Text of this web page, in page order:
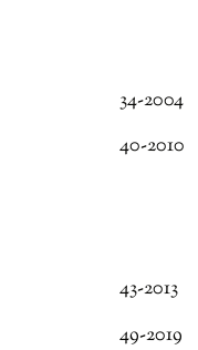
34-2004
40-2010
43-2013
49-2019